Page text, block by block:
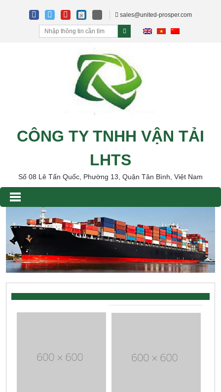
sales@united-prosper.com
CÔNG TY TNHH VẬN TẢI
LHTS
Số 08 Lê Tấn Quốc, Phường 13, Quận Tân Bình, Việt Nam